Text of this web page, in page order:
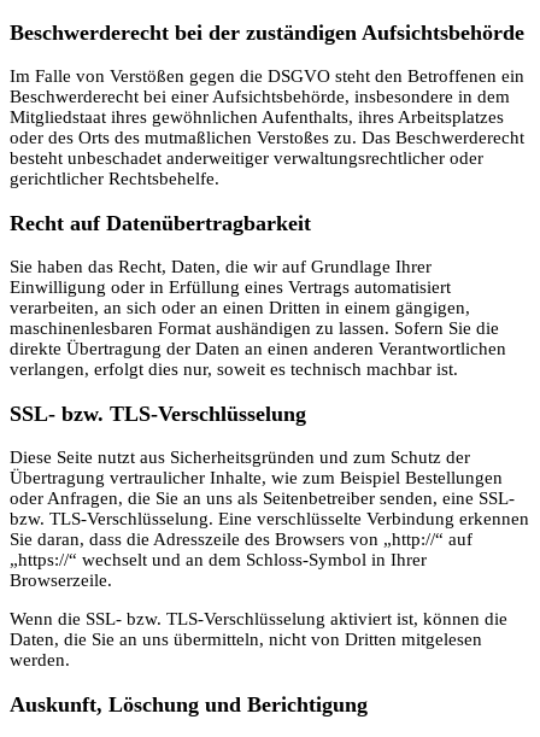
Beschwerde­recht bei der zuständigen Aufsichts­behörde
Im Falle von Verstößen gegen die DSGVO steht den Betroffenen ein
Beschwerderecht bei einer Aufsichtsbehörde, insbesondere in dem
Mitgliedstaat ihres gewöhnlichen Aufenthalts, ihres Arbeitsplatzes
oder des Orts des mutmaßlichen Verstoßes zu. Das Beschwerderecht
besteht unbeschadet anderweitiger verwaltungsrechtlicher oder
gerichtlicher Rechtsbehelfe.
Recht auf Daten­übertrag­barkeit
Sie haben das Recht, Daten, die wir auf Grundlage Ihrer
Einwilligung oder in Erfüllung eines Vertrags automatisiert
verarbeiten, an sich oder an einen Dritten in einem gängigen,
maschinenlesbaren Format aushändigen zu lassen. Sofern Sie die
direkte Übertragung der Daten an einen anderen Verantwortlichen
verlangen, erfolgt dies nur, soweit es technisch machbar ist.
SSL- bzw. TLS-Verschlüsselung
Diese Seite nutzt aus Sicherheitsgründen und zum Schutz der
Übertragung vertraulicher Inhalte, wie zum Beispiel Bestellungen
oder Anfragen, die Sie an uns als Seitenbetreiber senden, eine SSL-
bzw. TLS-Verschlüsselung. Eine verschlüsselte Verbindung erkennen
Sie daran, dass die Adresszeile des Browsers von „http://“ auf
„https://“ wechselt und an dem Schloss-Symbol in Ihrer
Browserzeile.
Wenn die SSL- bzw. TLS-Verschlüsselung aktiviert ist, können die
Daten, die Sie an uns übermitteln, nicht von Dritten mitgelesen
werden.
Auskunft, Löschung und Berichtigung